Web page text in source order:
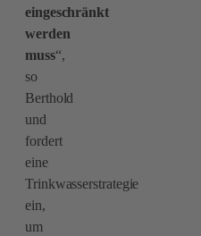
eingeschränkt
werden
muss“,
so
Berthold
und
fordert
eine
Trinkwasserstrategie
ein,
um